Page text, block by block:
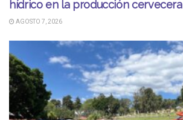
hídrico en la producción cervecera
AGOSTO 7, 2026